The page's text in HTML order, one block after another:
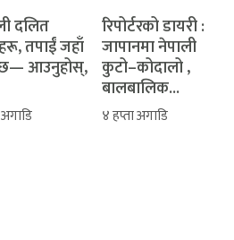
दलित
तपाईं जहाँ
आउनुहोस्,
रिपोर्टरको डायरी :
जापानमा नेपाली
कुटो–कोदालो ,
बालबालिक...
४ हप्ता अगाडि